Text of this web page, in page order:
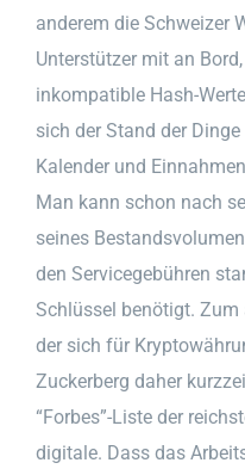
anderem die Schweizer
Unterstützer mit an
inkompatible Hash-
sich der Stand der
Kalender und
Man kann schon nach
seines
den Servicegebühren
Schlüssel benötigt. Zum
der sich für
Zuckerberg daher
“Forbes”-Liste der
digitale. Dass das